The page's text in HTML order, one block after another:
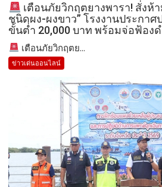
เตือนภัยวิกฤตยางพารา! สั่งห้
ชนิดผง-ผงขาว” โรงงานประกา
ขั้นต่ำ 20,000 บาท พร้อมจ่อฟ้อง
เตือนภัยวิกฤตย...
ข่าวเด่นออนไลน์